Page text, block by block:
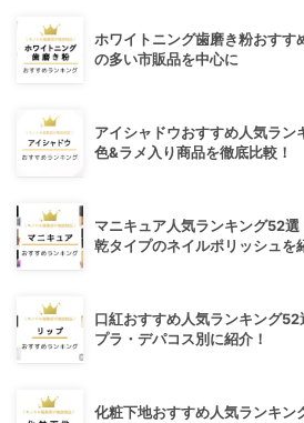
ホワイトニング歯磨き粉おすす
の多い市販品を中心に
アイシャドウおすすめ人気ラ
色&ラメ入り商品を徹底比較！
マニキュア人気ランキング52
乾タイプのネイルポリッシュを
口紅おすすめ人気ランキング
プラ・デパコス別に紹介！
化粧下地おすすめ人気ランキン